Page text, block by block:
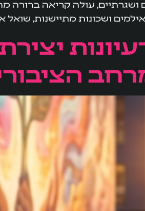
ושגרתיים, עולה קריאה ברורה
ושכונות מתיישנות,
רעיונות